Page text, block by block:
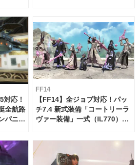
対応！
全航路
パニ
FF14
【FF14】全ジョブ対応！パッ
チ7.4 新式装備「コートリーラ
ヴァー装備」一式（IL770）の